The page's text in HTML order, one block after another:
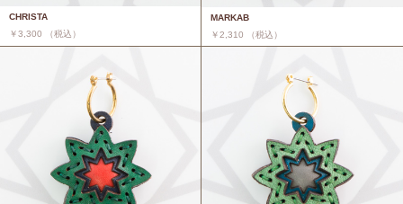
CHRISTA
￥3,300 （税込）
MARKAB
￥2,310 （税込）